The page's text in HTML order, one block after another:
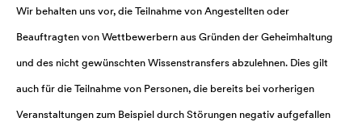
Wir behalten uns vor, die Teilnahme von Angestellten oder
Beauftragten von Wettbewerbern aus Gründen der Geheimhaltung
und des nicht gewünschten Wissenstransfers abzulehnen. Dies gilt
auch für die Teilnahme von Personen, die bereits bei vorherigen
Veranstaltungen zum Beispiel durch Störungen negativ aufgefallen